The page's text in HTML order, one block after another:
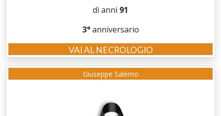
di anni 91
3°anniversario
VAI AL NECROLOGIO
Giuseppe Salerno